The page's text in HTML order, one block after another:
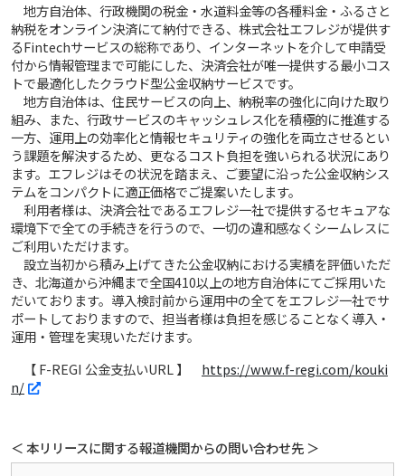
地方自治体、行政機関の税金・水道料金等の各種料金・ふるさと
納税をオンライン決済にて納付できる、株式会社エフレジが提供す
るFintechサービスの総称であり、インターネットを介して申請受
付から情報管理まで可能にした、決済会社が唯一提供する最小コス
トで最適化したクラウド型公金収納サービスです。
地方自治体は、住民サービスの向上、納税率の強化に向けた取り
組み、また、行政サービスのキャッシュレス化を積極的に推進する
一方、運用上の効率化と情報セキュリティの強化を両立させるとい
う課題を解決するため、更なるコスト負担を強いられる状況にあり
ます。エフレジはその状況を踏まえ、ご要望に沿った公金収納シス
テムをコンパクトに適正価格でご提案いたします。
利用者様は、決済会社であるエフレジ一社で提供するセキュアな
環境下で全ての手続きを行うので、一切の違和感なくシームレスに
ご利用いただけます。
設立当初から積み上げてきた公金収納における実績を評価いただ
き、北海道から沖縄まで全国410以上の地方自治体にてご採用いた
だいております。導入検討前から運用中の全てをエフレジ一社でサ
ポートしておりますので、担当者様は負担を感じることなく導入・
運用・管理を実現いただけます。
【 F-REGI 公金支払いURL 】 https://www.f-regi.com/kouki
n/
＜ 本リリースに関する報道機関からの問い合わせ先 ＞